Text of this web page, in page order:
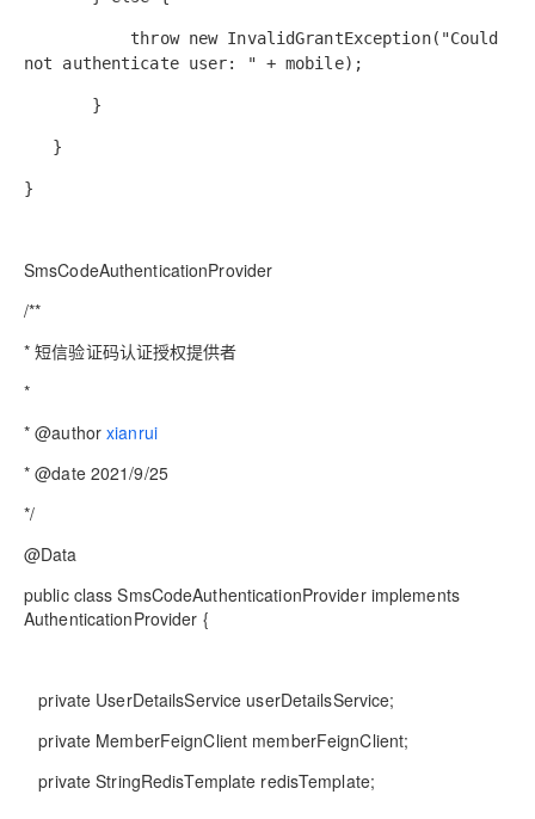
throw new InvalidGrantException("Could
not authenticate user: " + mobile);
}
}
}
SmsCodeAuthenticationProvider
/**
* 短信验证码认证授权提供者
*
* @authorxianrui
* @date 2021/9/25
*/
@Data
public class SmsCodeAuthenticationProvider implements
AuthenticationProvider {
private UserDetailsService userDetailsService;
private MemberFeignClient memberFeignClient;
private StringRedisTemplate redisTemplate;